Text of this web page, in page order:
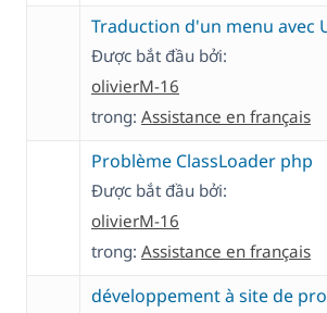
Traduction d'un menu avec
Được bắt đầu bởi:
olivierM-16
trong: Assistance en français
Problème ClassLoader php
Được bắt đầu bởi:
olivierM-16
trong: Assistance en français
développement à site de